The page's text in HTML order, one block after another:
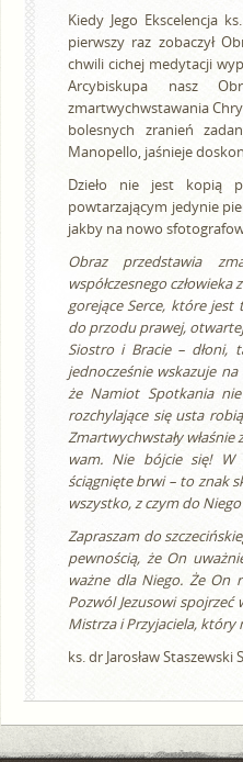
Kiedy Jego Ekscelencja
pierwszy raz zobaczył
chwili cichej medytacji
Arcybiskupa nasz
zmartwychwstawania
bolesnych zranień
Manopello, jaśnieje
Dzieło nie jest kopią
powtarzającym jedynie
jakby na nowo
Obraz przedstawia
współczesnego
gorejące Serce, które
do przodu prawej,
Siostro i Bracie – dłoni,
jednocześnie wskazuje
że Namiot Spotkania
rozchylające się usta
Zmartwychwstały
wam. Nie bójcie się! W
ściągnięte brwi – to znak
wszystko, z czym do
Zapraszam do
pewnością, że On
ważne dla Niego. Że
Pozwól Jezusowi
Mistrza i Przyjaciela, który
ks. dr Jarosław